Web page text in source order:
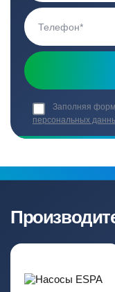
Заполняя
персональных